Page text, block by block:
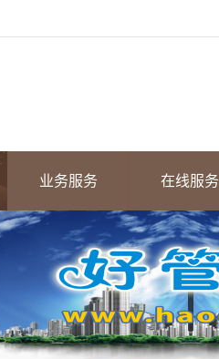
业务服务 在线服务